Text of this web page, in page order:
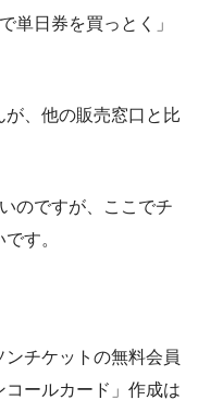
単日券を買っとく」
、他の販売窓口と比
のですが、ここでチ
す。
チケットの無料会員
ールカード」作成は